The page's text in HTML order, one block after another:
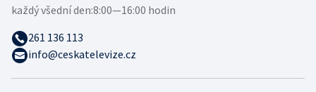
každý všední den:8:00—16:00 hodin
261 136 113
info@ceskatelevize.cz